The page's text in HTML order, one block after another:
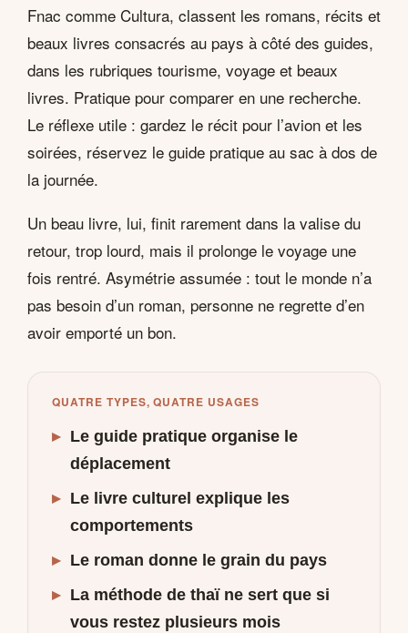
Fnac comme Cultura, classent les romans, récits et
beaux livres consacrés au pays à côté des guides,
dans les rubriques tourisme, voyage et beaux
livres. Pratique pour comparer en une recherche.
Le réflexe utile : gardez le récit pour l’avion et les
soirées, réservez le guide pratique au sac à dos de
la journée.
Un beau livre, lui, finit rarement dans la valise du
retour, trop lourd, mais il prolonge le voyage une
fois rentré. Asymétrie assumée : tout le monde n’a
pas besoin d’un roman, personne ne regrette d’en
avoir emporté un bon.
QUATRE TYPES, QUATRE USAGES
▸ Le guide pratique organise le
déplacement
▸ Le livre culturel explique les
comportements
▸ Le roman donne le grain du pays
▸ La méthode de thaï ne sert que si
vous restez plusieurs mois